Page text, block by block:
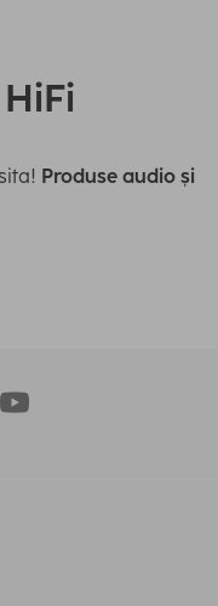
Produse audio și